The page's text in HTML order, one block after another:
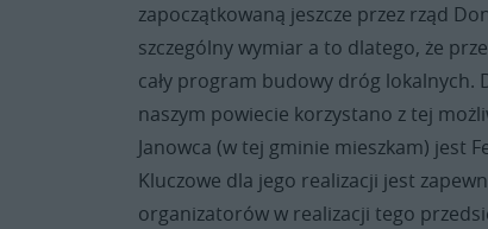
zapoczątkowaną jeszcze przez rząd
szczególny wymiar a to dlatego, że
cały program budowy dróg lokalnych.
naszym powiecie korzystano z tej
Janowca (w tej gminie mieszkam) jest
Kluczowe dla jego realizacji jest
organizatorów w realizacji tego